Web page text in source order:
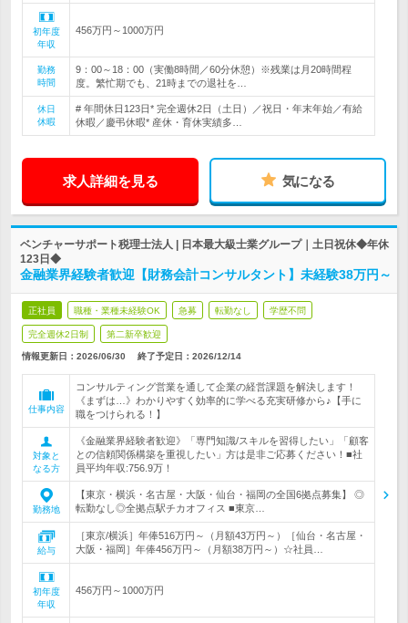
初年度
年収
456万円～1000万円
勤務
時間
9：00～18：00（実働8時間／60分休憩）※残業は月20時間程
度。繁忙期でも、21時までの退社を…
休日
休暇
# 年間休日123日* 完全週休2日（土日）／祝日・年末年始／有給
休暇／慶弔休暇* 産休・育休実績多…
求人詳細を見る 気になる
ベンチャーサポート税理士法人 | 日本最大級士業グループ｜土日祝休◆年休
123日◆
金融業界経験者歓迎【財務会計コンサルタント】未経験38万円～
正社員 職種・業種未経験OK 急募 転勤なし 学歴不問
完全週休2日制 第二新卒歓迎
情報更新日：2026/06/30 終了予定日： 2026/12/14
仕事内容
コンサルティング営業を通して企業の経営課題を解決します！
《まずは…》わかりやすく効率的に学べる充実研修から♪【手に
職をつけられる！】
対象と
なる方
《金融業界経験者歓迎》「専門知識/スキルを習得したい」「顧客
との信頼関係構築を重視したい」方は是非ご応募ください！■社
員平均年収:756.9万！
勤務地
【東京・横浜・名古屋・大阪・仙台・福岡の全国6拠点募集】 ◎
転勤なし◎全拠点駅チカオフィス ■東京…
給与
［東京/横浜］年俸516万円～（月額43万円～）［仙台・名古屋・
大阪・福岡］年俸456万円～（月額38万円～）☆社員…
初年度
年収
456万円～1000万円